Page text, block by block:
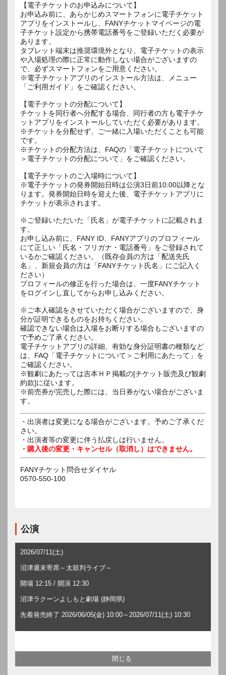
【電子チケットのお申込みについて】
お申込み前に、あらかじめスマートフォンに電子チケット
アプリをインストールし、FANYチケットマイページの電
子チケット設定から携帯電話番号をご登録いただく必要が
あります。
タブレット端末は推奨環境外となり、電子チケットの表示
や入場処理の際に正常に動作しない場合がございますの
で、必ずスマートフォンをご用意ください。
※電子チケットアプリのインストール方法は、メニュー
「ご利用ガイド」をご確認ください。
【電子チケットの分配について】
チケットを同行者へ分配する場合、同行者の方も電子チケ
ットアプリをインストールしていただく必要があります。
※チケットを分配せず、ご一緒に入場いただくことも可能
です。
※チケットの分配方法は、FAQの「電子チケットについて
＞電子チケットの分配について」をご確認ください。
【電子チケットのご入場時について】
※電子チケットの発券開始日時は公演3日前10:00以降とな
ります。発券開始日時を迎えた後、電子チケットアプリに
チケットが表示されます。
※ご登録いただいた「氏名」が電子チケットに記載されま
す。
お申し込み前に、FANY ID、FANYアプリのプロフィール
にて正しい「氏名・フリガナ・電話番号」をご登録されて
いるかご確認ください。（既存会員の方は「配送先氏
名」、新規会員の方は「FANYチケット氏名」にご記入く
ださい）
プロフィールの修正を行った場合は、一度FANYチケット
をログインし直してからお申し込みください。
※ご本人確認をさせていただく場合がございますので、身
分が証明できるものをお持ちください。
確認できない場合は入場をお断りする場合もございますの
で予めご了承ください。
電子チケットアプリの詳細、有効な身分証明書の種類など
は、FAQ「電子チケットについて＞ご利用にあたって」を
ご確認ください。
※観劇にあたっては吉本ＨＰ掲載の[チケット販売及び観劇
約款]に従います。
※前売券が完売した際には、当日券がない場合がございま
す。
・出演者は変更になる場合がございます。予めご了承くだ
さい。
・出演者等の変更に伴う払戻しは行いません。
・購入後の変更・キャンセル（取消し）はできません。
FANYチケット問合せダイヤル
0570-550-100
公演
2026/07/11(土)
沼津週末寄席～太鼓判ライブ～
開場 12:15 / 開演 12:30
沼津ラクーンよしもと劇場 (静岡県)
先着発売終了 2026/06/05(金) 10:00～2026/07/11(土) 10:30